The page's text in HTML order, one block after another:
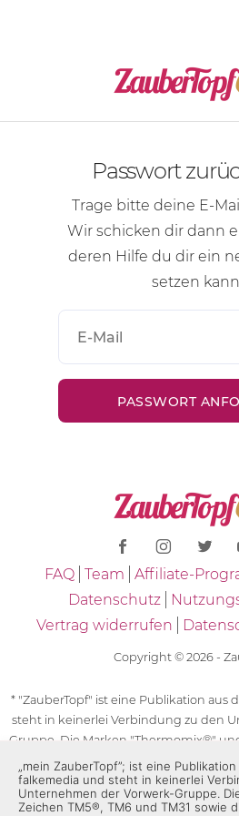
Passwort
Trage bitte deine E-
Wir schicken dir dann
deren Hilfe du dir ein
setzen
FAQ Team Affiliate-
Datenschutz
Vertrag widerrufen
Copyright © 2026 -
* "ZauberTopf" ist eine Publikation aus
steht in keinerlei Verbindung zu den
Gruppe. Die Marken "Thermomix®"
des "Thermomix®" sind eingetragene
der Vorwerk-Gruppe. Die Marken
TM6 und TM31 sowie die
„mein ZauberTopf”; ist eine
falkemedia und steht in keinerlei
Unternehmen der Vorwerk-Gruppe.
Zeichen TM5®, TM6 und TM31 sowie